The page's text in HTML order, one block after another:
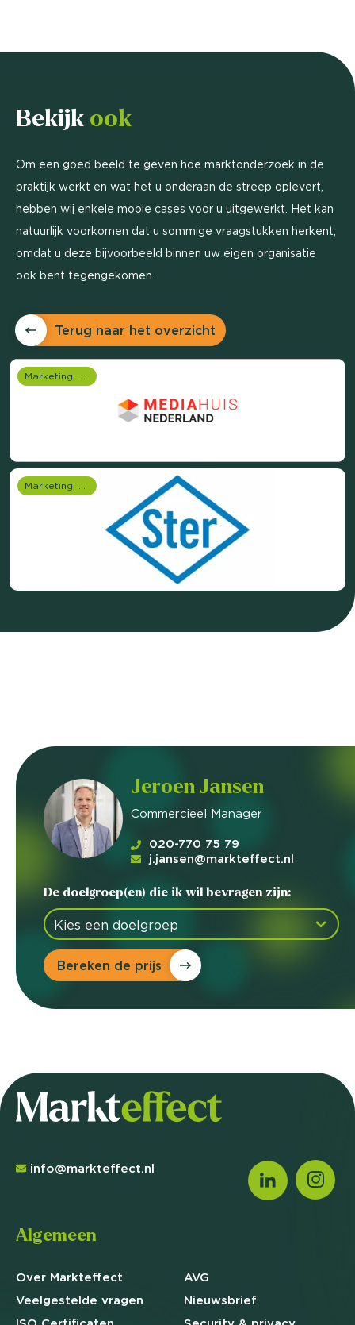
Bekijk ook
Om een goed beeld te geven hoe marktonderzoek in de
praktijk werkt en wat het u onderaan de streep oplevert,
hebben wij enkele mooie cases voor u uitgewerkt. Het kan
natuurlijk voorkomen dat u sommige vraagstukken herkent,
omdat u deze bijvoorbeeld binnen uw eigen organisatie
ook bent tegengekomen.
Terug naar het overzicht
Marketing, media & PR
Marketing, media & PR
Jeroen Jansen
Commercieel Manager
020-770 75 79
j.jansen@markteffect.nl
De doelgroep(en) die ik wil bevragen zijn:
Bereken de prijs
info@markteffect.nl
Algemeen
Over Markteffect
Veelgestelde vragen
AVG
Nieuwsbrief